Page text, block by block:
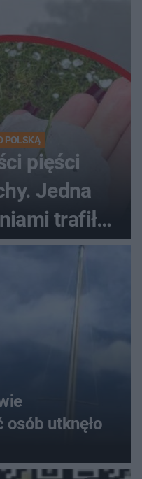
POLSKĄ
pięści
Jedna
trafiła
utknęło